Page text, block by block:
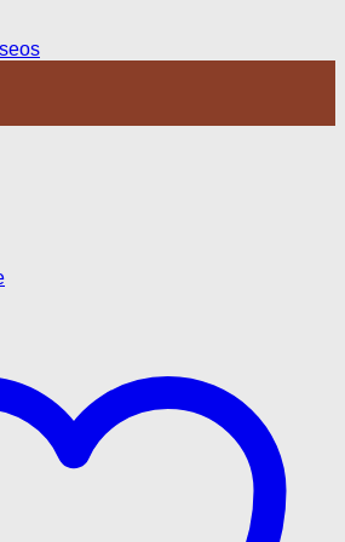
variantes. Las opciones se